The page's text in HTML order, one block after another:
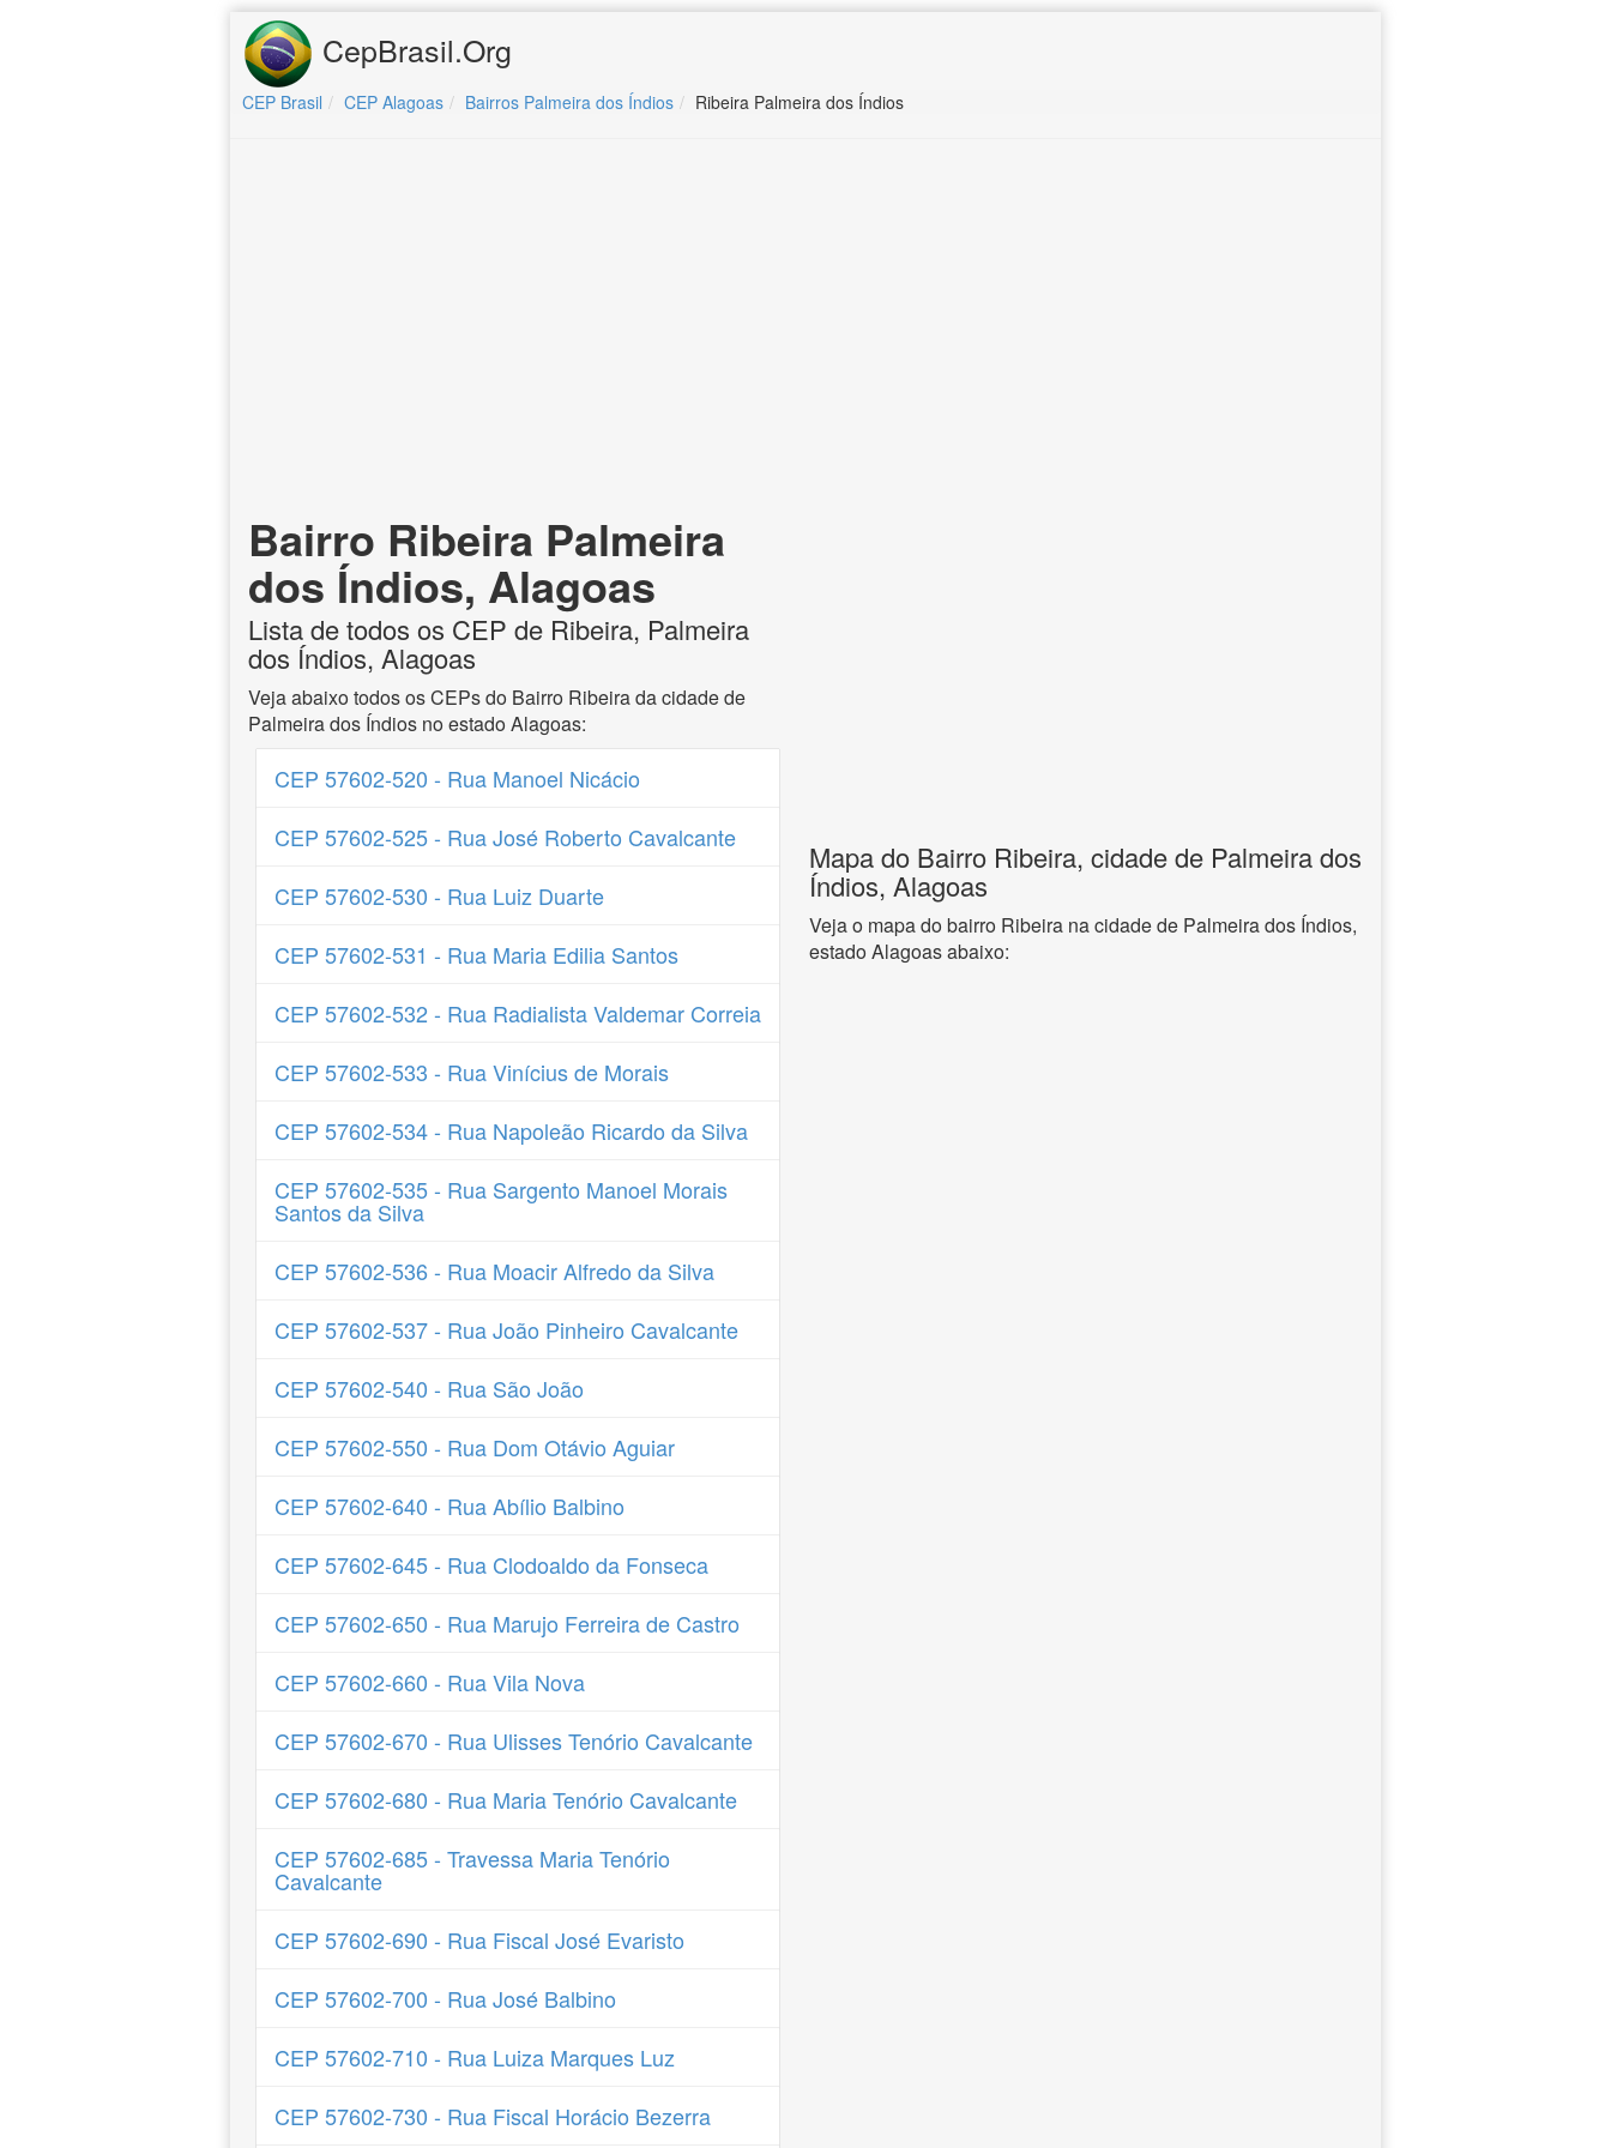
CepBrasil.Org
CEP Brasil CEP Alagoas Bairros Palmeira dos Índios Ribeira Palmeira dos Índios
Bairro Ribeira Palmeira
dos Índios, Alagoas
Lista de todos os CEP de Ribeira, Palmeira
dos Índios, Alagoas
Veja abaixo todos os CEPs do Bairro Ribeira da cidade de
Palmeira dos Índios no estado Alagoas:
CEP 57602-520 - Rua Manoel Nicácio
CEP 57602-525 - Rua José Roberto Cavalcante
CEP 57602-530 - Rua Luiz Duarte
CEP 57602-531 - Rua Maria Edilia Santos
CEP 57602-532 - Rua Radialista Valdemar Correia
CEP 57602-533 - Rua Vinícius de Morais
CEP 57602-534 - Rua Napoleão Ricardo da Silva
CEP 57602-535 - Rua Sargento Manoel Morais
Santos da Silva
CEP 57602-536 - Rua Moacir Alfredo da Silva
CEP 57602-537 - Rua João Pinheiro Cavalcante
CEP 57602-540 - Rua São João
CEP 57602-550 - Rua Dom Otávio Aguiar
CEP 57602-640 - Rua Abílio Balbino
CEP 57602-645 - Rua Clodoaldo da Fonseca
CEP 57602-650 - Rua Marujo Ferreira de Castro
CEP 57602-660 - Rua Vila Nova
CEP 57602-670 - Rua Ulisses Tenório Cavalcante
CEP 57602-680 - Rua Maria Tenório Cavalcante
CEP 57602-685 - Travessa Maria Tenório
Cavalcante
CEP 57602-690 - Rua Fiscal José Evaristo
CEP 57602-700 - Rua José Balbino
CEP 57602-710 - Rua Luiza Marques Luz
CEP 57602-730 - Rua Fiscal Horácio Bezerra
Mapa do Bairro Ribeira, cidade de Palmeira dos
Índios, Alagoas
Veja o mapa do bairro Ribeira na cidade de Palmeira dos Índios,
estado Alagoas abaixo: